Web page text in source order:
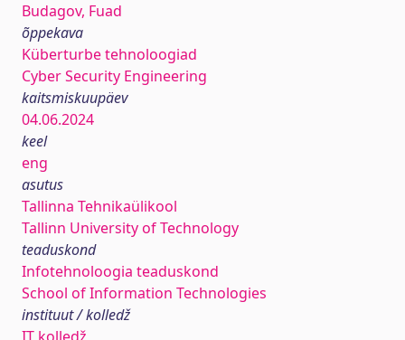
Budagov, Fuad
õppekava
Küberturbe tehnoloogiad
Cyber Security Engineering
kaitsmiskuupäev
04.06.2024
keel
eng
asutus
Tallinna Tehnikaülikool
Tallinn University of Technology
teaduskond
Infotehnoloogia teaduskond
School of Information Technologies
instituut / kolledž